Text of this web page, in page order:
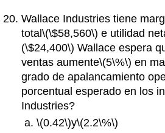
Wallace Industries tiene
total\(\$58,560\) e utilidad
(\$24,400\) Wallace espera
ventas aumente\(5\%\) en
grado de apalancamiento
porcentual esperado en los
Industries?
\(0.42\)y\(2.2\%\)